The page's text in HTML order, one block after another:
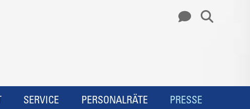
SERVICE PERSONALRÄTE PRESSE